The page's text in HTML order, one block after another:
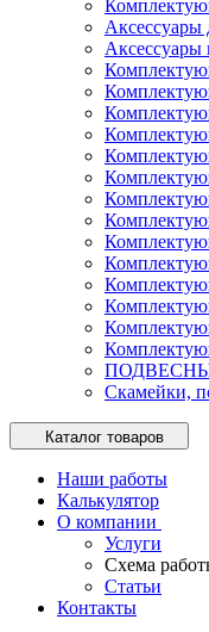
Аксессуары
Аксессуары
Скамейки,
Каталог товаров
Наши работы
Калькулятор
О компании
Услуги
Схема
Статьи
Контакты